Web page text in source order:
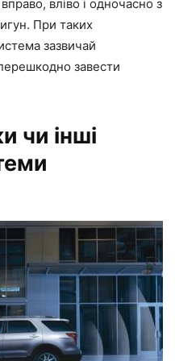
вліво і одночасно з
При таких
зазвичай
завести
чи інші